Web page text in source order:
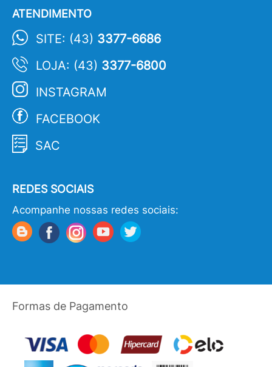
ATENDIMENTO
SITE: (43) 3377-6686
LOJA: (43) 3377-6800
INSTAGRAM
FACEBOOK
SAC
REDES SOCIAIS
Acompanhe nossas redes sociais:
Formas de Pagamento